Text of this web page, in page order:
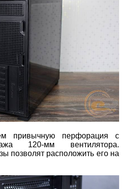
привычную перфорация с
120-мм вентилятора.
позволят расположить его на